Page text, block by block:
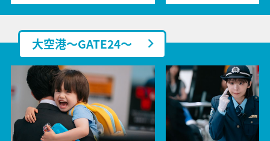
大空港～GATE24～